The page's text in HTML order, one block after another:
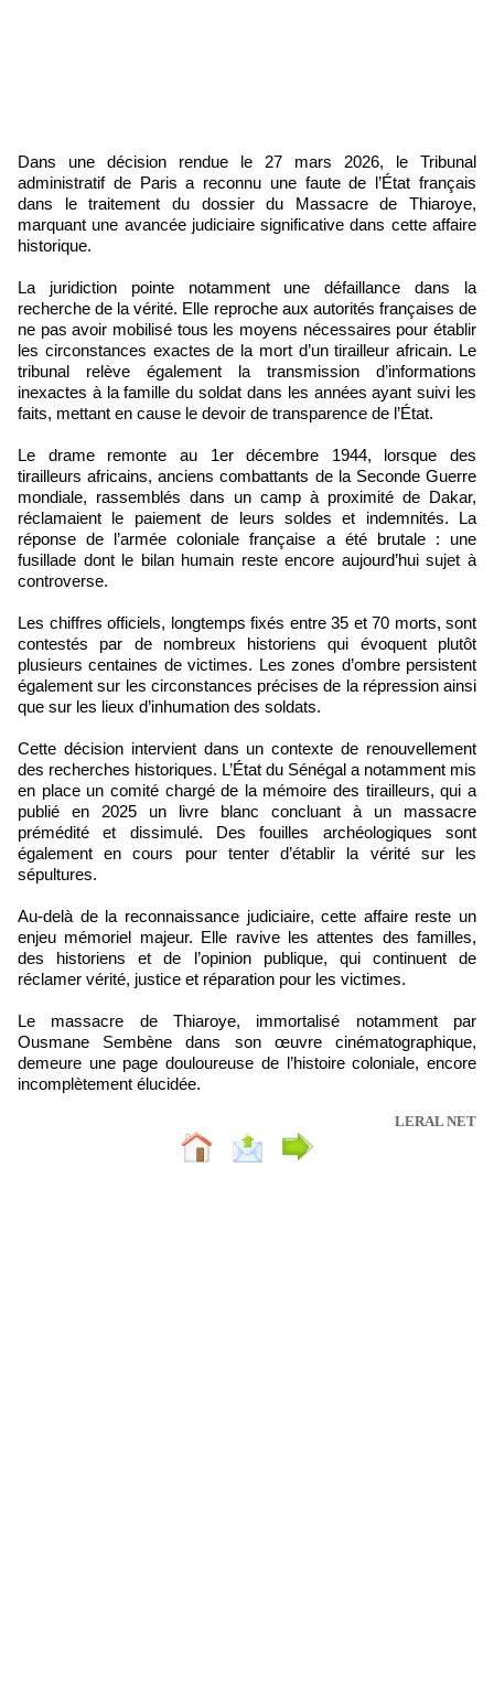
Dans une décision rendue le 27 mars 2026, le Tribunal
administratif de Paris a reconnu une faute de l’État français
dans le traitement du dossier du Massacre de Thiaroye,
marquant une avancée judiciaire significative dans cette affaire
historique.
La juridiction pointe notamment une défaillance dans la
recherche de la vérité. Elle reproche aux autorités françaises de
ne pas avoir mobilisé tous les moyens nécessaires pour établir
les circonstances exactes de la mort d’un tirailleur africain. Le
tribunal relève également la transmission d’informations
inexactes à la famille du soldat dans les années ayant suivi les
faits, mettant en cause le devoir de transparence de l’État.
Le drame remonte au 1er décembre 1944, lorsque des
tirailleurs africains, anciens combattants de la Seconde Guerre
mondiale, rassemblés dans un camp à proximité de Dakar,
réclamaient le paiement de leurs soldes et indemnités. La
réponse de l’armée coloniale française a été brutale : une
fusillade dont le bilan humain reste encore aujourd’hui sujet à
controverse.
Les chiffres officiels, longtemps fixés entre 35 et 70 morts, sont
contestés par de nombreux historiens qui évoquent plutôt
plusieurs centaines de victimes. Les zones d’ombre persistent
également sur les circonstances précises de la répression ainsi
que sur les lieux d’inhumation des soldats.
Cette décision intervient dans un contexte de renouvellement
des recherches historiques. L’État du Sénégal a notamment mis
en place un comité chargé de la mémoire des tirailleurs, qui a
publié en 2025 un livre blanc concluant à un massacre
prémédité et dissimulé. Des fouilles archéologiques sont
également en cours pour tenter d’établir la vérité sur les
sépultures.
Au-delà de la reconnaissance judiciaire, cette affaire reste un
enjeu mémoriel majeur. Elle ravive les attentes des familles,
des historiens et de l’opinion publique, qui continuent de
réclamer vérité, justice et réparation pour les victimes.
Le massacre de Thiaroye, immortalisé notamment par
Ousmane Sembène dans son œuvre cinématographique,
demeure une page douloureuse de l’histoire coloniale, encore
incomplètement élucidée.
LERAL NET